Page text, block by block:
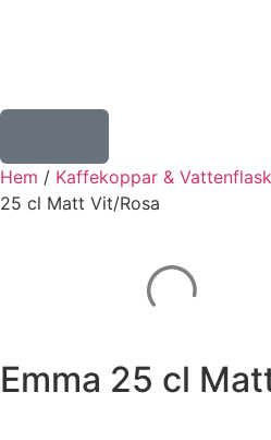
Hem / Kaffekoppar &
25 cl Matt Vit/Rosa
Emma 25 cl